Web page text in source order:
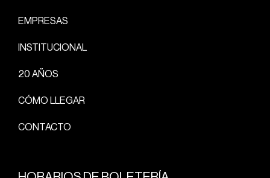
EMPRESAS
INSTITUCIONAL
20 AÑOS
CÓMO LLEGAR
CONTACTO